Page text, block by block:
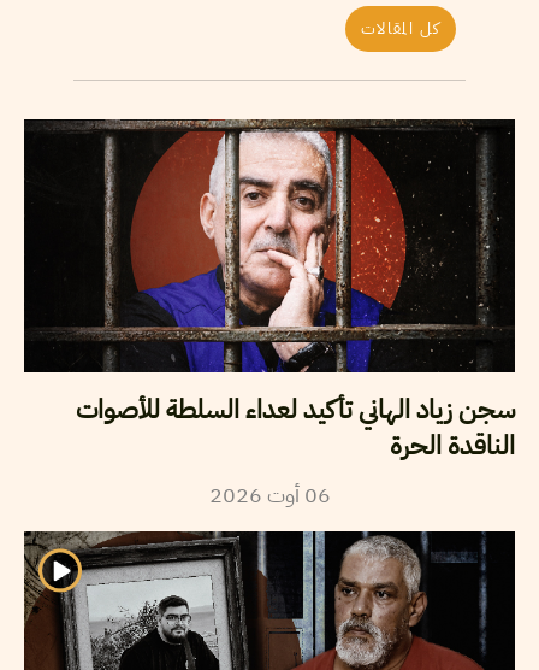
كل المقالات
سجن زياد الهاني تأكيد لعداء السلطة للأصوات
الناقدة الحرة
06 أوت2026